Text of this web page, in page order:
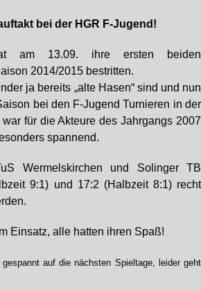
bei der HGR F-Jugend!
am 13.09. ihre ersten beiden
2014/2015 bestritten.
ja bereits „alte Hasen“ sind und nun
bei den F-Jugend Turnieren in der
für die Akteure des Jahrgangs 2007
spannend.
Wermelskirchen und Solinger TB
9:1) und 17:2 (Halbzeit 8:1) recht
Einsatz, alle hatten ihren Spaß!
auf die nächsten Spieltage, leider geht